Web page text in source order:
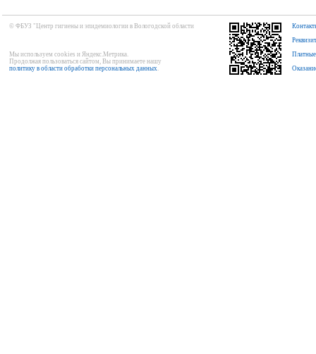
© ФБУЗ "Центр гигиены и эпидемиологии в Вологодской области
Мы используем cookies и Яндекс.Метрика.
Продолжая пользоваться сайтом, Вы принимаете нашу
политику в области обработки персональных данных.